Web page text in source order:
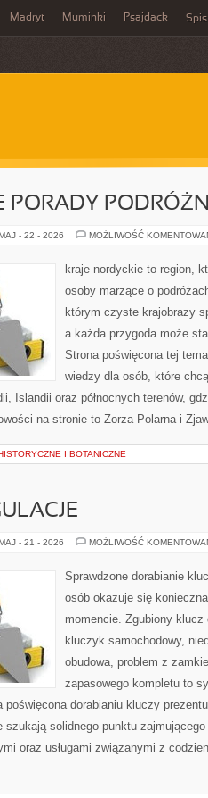
Madryt Muminki Psajdack Spis
PORADY
- 22 - 2026 MOŻLIWOŚĆ
kraje nordyckie to region,
osoby marzące o
którym czyste krajobrazy
a każda przygoda może
Strona poświęcona tej
wiedzy dla osób, które
Islandii oraz północnych terenów,
na stronie to Zorza Polarna i
I BOTANICZNE
- 21 - 2026 MOŻLIWOŚĆ
Sprawdzone dorabianie
osób okazuje się
momencie. Zgubiony
kluczyk samochodowy,
obudowa, problem z
zapasowego kompletu to
poświęcona dorabianiu kluczy
szukają solidnego punktu
oraz usługami związanymi z